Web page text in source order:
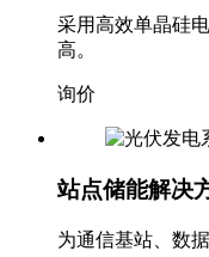
采用高效单晶硅
高。
询价
站点储能解决
为通信基站、数